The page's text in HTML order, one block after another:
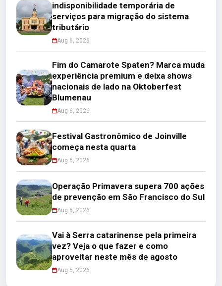
indisponibilidade temporária de
serviços para migração do sistema
tributário
Aug 6, 2026
Fim do Camarote Spaten? Marca muda
experiência premium e deixa shows
nacionais de lado na Oktoberfest
Blumenau
Aug 6, 2026
Festival Gastronômico de Joinville
começa nesta quarta
Aug 6, 2026
Operação Primavera supera 700 ações
de prevenção em São Francisco do Sul
Aug 6, 2026
Vai à Serra catarinense pela primeira
vez? Veja o que fazer e como
aproveitar neste mês de agosto
Aug 5, 2026